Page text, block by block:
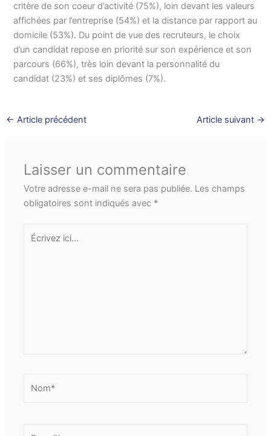
critère de son coeur d’activité (75%), loin devant les valeurs
affichées par l’entreprise (54%) et la distance par rapport au
domicile (53%). Du point de vue des recruteurs, le choix
d’un candidat repose en priorité sur son expérience et son
parcours (66%), très loin devant la personnalité du
candidat (23%) et ses diplômes (7%).
← Article précédent Article suivant →
Laisser un commentaire
Votre adresse e-mail ne sera pas publiée. Les champs
obligatoires sont indiqués avec *
Écrivez
ici…